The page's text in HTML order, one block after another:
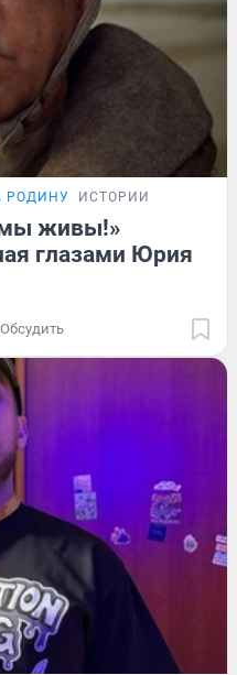
РОДИНУ ИСТОРИИ
мы живы!»
глазами Юрия
Обсудить